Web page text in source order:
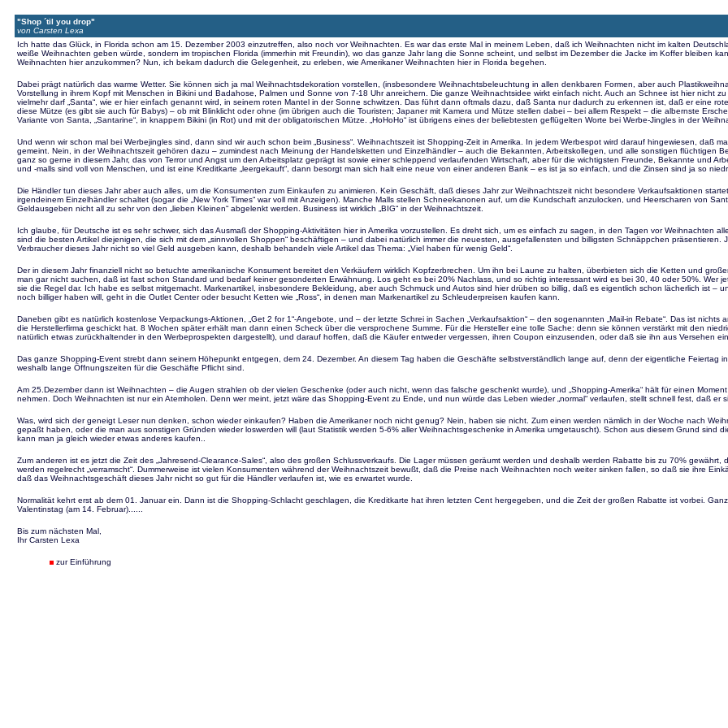
"Shop ´til you drop"
von Carsten Lexa
Ich hatte das Glück, in Florida schon am 15. Dezember 2003 einzutreffen, also noch vor Weihnachten. Es war das erste Mal in meinem Leben, daß ich Weihnachten nicht im kalten
weiße Weihnachten geben würde, sondern im tropischen Florida (immerhin mit Freundin), wo das ganze Jahr lang die Sonne scheint, und selbst im Dezember die Jacke im Koffer bleiben
Weihnachten hier anzukommen? Nun, ich bekam dadurch die Gelegenheit, zu erleben, wie Amerikaner Weihnachten hier in Florida begehen.
Dabei prägt natürlich das warme Wetter. Sie können sich ja mal Weihnachtsdekoration vorstellen, (insbesondere Weihnachtsbeleuchtung in allen denkbaren Formen, aber auch
Vorstellung in ihrem Kopf mit Menschen in Bikini und Badahose, Palmen und Sonne von 7-18 Uhr anreichern. Die ganze Weihnachtsidee wirkt einfach nicht. Auch an Schnee ist hier nicht
vielmehr darf „Santa“, wie er hier einfach genannt wird, in seinem roten Mantel in der Sonne schwitzen. Das führt dann oftmals dazu, daß Santa nur dadurch zu erkennen ist, daß er eine
diese Mütze (es gibt sie auch für Babys) – ob mit Blinklicht oder ohne (im übrigen auch die Touristen; Japaner mit Kamera und Mütze stellen dabei – bei allem Respekt – die albernste
Variante von Santa, „Santarine“, in knappem Bikini (in Rot) und mit der obligatorischen Mütze. „HoHoHo“ ist übrigens eines der beliebtesten geflügelten Worte bei Werbe-Jingles in der
Und wenn wir schon mal bei Werbejingles sind, dann sind wir auch schon beim „Business“. Weihnachtszeit ist Shopping-Zeit in Amerika. In jedem Werbespot wird darauf hingewiesen, daß
gemeint. Nein, in der Weihnachtszeit gehören dazu – zumindest nach Meinung der Handelsketten und Einzelhändler – auch die Bekannten, Arbeitskollegen, und alle sonstigen flüchtigen
ganz so gerne in diesem Jahr, das von Terror und Angst um den Arbeitsplatz geprägt ist sowie einer schleppend verlaufenden Wirtschaft, aber für die wichtigsten Freunde, Bekannte und
und -malls sind voll von Menschen, und ist eine Kreditkarte „leergekauft“, dann besorgt man sich halt eine neue von einer anderen Bank – es ist ja so einfach, und die Zinsen sind ja so
Die Händler tun dieses Jahr aber auch alles, um die Konsumenten zum Einkaufen zu animieren. Kein Geschäft, daß dieses Jahr zur Weihnachtszeit nicht besondere Verkaufsaktionen
irgendeinem Einzelhändler schaltet (sogar die „New York Times“ war voll mit Anzeigen). Manche Malls stellen Schneekanonen auf, um die Kundschaft anzulocken, und Heerscharen von
Geldausgeben nicht all zu sehr von den „lieben Kleinen“ abgelenkt werden. Business ist wirklich „BIG“ in der Weihnachtszeit.
Ich glaube, für Deutsche ist es sehr schwer, sich das Ausmaß der Shopping-Aktivitäten hier in Amerika vorzustellen. Es dreht sich, um es einfach zu sagen, in den Tagen vor Weihnachten
sind die besten Artikel diejenigen, die sich mit dem „sinnvollen Shoppen“ beschäftigen – und dabei natürlich immer die neuesten, ausgefallensten und billigsten Schnäppchen
Verbraucher dieses Jahr nicht so viel Geld ausgeben kann, deshalb behandeln viele Artikel das Thema: „Viel haben für wenig Geld“.
Der in diesem Jahr finanziell nicht so betuchte amerikanische Konsument bereitet den Verkäufern wirklich Kopfzerbrechen. Um ihn bei Laune zu halten, überbieten sich die Ketten und
man gar nicht suchen, daß ist fast schon Standard und bedarf keiner gesonderten Erwähnung. Los geht es bei 20% Nachlass, und so richtig interessant wird es bei 30, 40 oder 50%. Wer
sie die Regel dar. Ich habe es selbst mitgemacht. Markenartikel, insbesondere Bekleidung, aber auch Schmuck und Autos sind hier drüben so billig, daß es eigentlich schon lächerlich ist –
noch billiger haben will, geht in die Outlet Center oder besucht Ketten wie „Ross“, in denen man Markenartikel zu Schleuderpreisen kaufen kann.
Daneben gibt es natürlich kostenlose Verpackungs-Aktionen, „Get 2 for 1“-Angebote, und – der letzte Schrei in Sachen „Verkaufsaktion“ – den sogenannten „Mail-in Rebate“. Das ist
die Herstellerfirma geschickt hat. 8 Wochen später erhält man dann einen Scheck über die versprochene Summe. Für die Hersteller eine tolle Sache: denn sie können verstärkt mit den
natürlich etwas zurückhaltender in den Werbeprospekten dargestellt), und darauf hoffen, daß die Käufer entweder vergessen, ihren Coupon einzusenden, oder daß sie ihn aus Versehen
Das ganze Shopping-Event strebt dann seinem Höhepunkt entgegen, dem 24. Dezember. An diesem Tag haben die Geschäfte selbstverständlich lange auf, denn der eigentliche Feiertag
weshalb lange Öffnungszeiten für die Geschäfte Pflicht sind.
Am 25.Dezember dann ist Weihnachten – die Augen strahlen ob der vielen Geschenke (oder auch nicht, wenn das falsche geschenkt wurde), und „Shopping-Amerika“ hält für einen
nehmen. Doch Weihnachten ist nur ein Atemholen. Denn wer meint, jetzt wäre das Shopping-Event zu Ende, und nun würde das Leben wieder „normal“ verlaufen, stellt schnell fest, daß er
Was, wird sich der geneigt Leser nun denken, schon wieder einkaufen? Haben die Amerikaner noch nicht genug? Nein, haben sie nicht. Zum einen werden nämlich in der Woche nach
gepaßt haben, oder die man aus sonstigen Gründen wieder loswerden will (laut Statistik werden 5-6% aller Weihnachtsgeschenke in Amerika umgetauscht). Schon aus diesem Grund sind
kann man ja gleich wieder etwas anderes kaufen..
Zum anderen ist es jetzt die Zeit des „Jahresend-Clearance-Sales“, also des großen Schlussverkaufs. Die Lager müssen geräumt werden und deshalb werden Rabatte bis zu 70%
werden regelrecht „verramscht“. Dummerweise ist vielen Konsumenten während der Weihnachtszeit bewußt, daß die Preise nach Weihnachten noch weiter sinken fallen, so daß sie ihre
daß das Weihnachtsgeschäft dieses Jahr nicht so gut für die Händler verlaufen ist, wie es erwartet wurde.
Normalität kehrt erst ab dem 01. Januar ein. Dann ist die Shopping-Schlacht geschlagen, die Kreditkarte hat ihren letzten Cent hergegeben, und die Zeit der großen Rabatte ist vorbei.
Valentinstag (am 14. Februar)......
Bis zum nächsten Mal,
Ihr Carsten Lexa
zur Einführung